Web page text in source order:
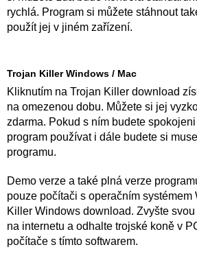
rychlá. Program si můžete stáhnout
použít jej v jiném zařízení.
Trojan Killer Windows / Mac
Kliknutím na Trojan Killer download
na omezenou dobu. Můžete si jej
zdarma. Pokud s ním budete
program používat i dále budete si
programu.
Demo verze a také plná verze
pouze počítači s operačním systémem
Killer Windows download. Zvyšte
na internetu a odhalte trojské koně v
počítače s tímto softwarem.